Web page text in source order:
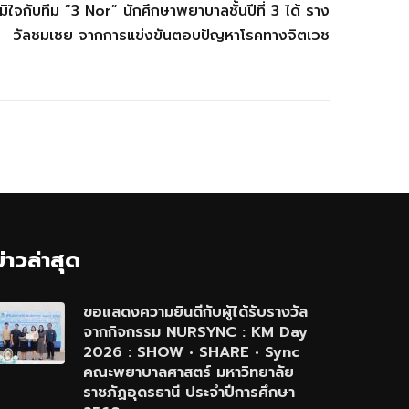
จกับทีม “3 Nor” นักศึกษาพยาบาลชั้นปีที่ 3 ได้ ราง
วัลชมเชย จากการแข่งขันตอบปัญหาโรคทางจิตเวช
วล่าสุด
ขอแสดงความยินดีกับผู้ได้รับรางวัล
จากกิจกรรม NURSYNC : KM Day
2026 : SHOW • SHARE • Sync
คณะพยาบาลศาสตร์ มหาวิทยาลัย
ราชภัฏอุดรธานี ประจำปีการศึกษา